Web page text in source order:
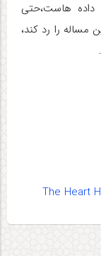
داده هاست،حتی
مساله را رد کند،
.
The Heart